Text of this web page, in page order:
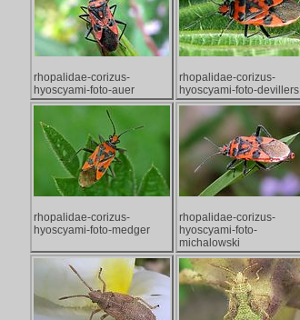
rhopalidae-corizus-
hyoscyami-foto-auer
rhopalidae-corizus-
hyoscyami-foto-devillers
rhopalidae-corizus-
hyoscyami-foto-medger
rhopalidae-corizus-
hyoscyami-foto-
michalowski